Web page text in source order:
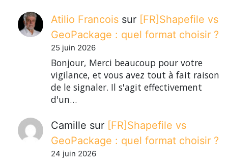
Atilio Francois sur [FR]Shapefile vs
GeoPackage : quel format choisir ?
25 juin 2026
Bonjour, Merci beaucoup pour votre
vigilance, et vous avez tout à fait raison
de le signaler. Il s'agit effectivement
d'un…
Camille sur [FR]Shapefile vs
GeoPackage : quel format choisir ?
24 juin 2026